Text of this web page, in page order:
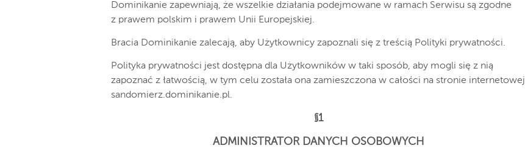
Dominikanie zapewniają, że wszelkie działania podejmowane w ramach Serwisu są zgodne
z prawem polskim i prawem Unii Europejskiej.
Bracia Dominikanie zalecają, aby Użytkownicy zapoznali się z treścią Polityki prywatności.
Polityka prywatności jest dostępna dla Użytkowników w taki sposób, aby mogli się z nią
zapoznać z łatwością, w tym celu została ona zamieszczona w całości na stronie internetowej
sandomierz.dominikanie.pl.
§1
ADMINISTRATOR DANYCH OSOBOWYCH